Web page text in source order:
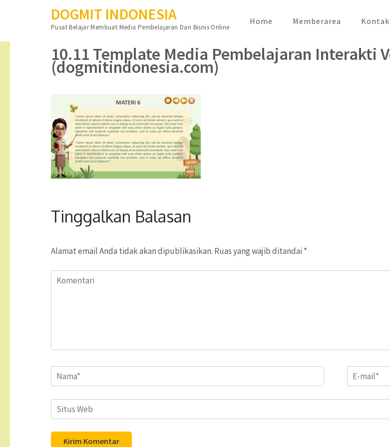
konten
DOGMIT INDONESIA
Pusat Belajar Membuat Media Pembelajaran Dan Bisnis Online
Home Memberarea Kontak
10.11 Template Media Pembelajaran Interakti
(dogmitindonesia.com)
Tinggalkan Balasan
Alamat email Anda tidak akan dipublikasikan. Ruas yang wajib ditandai *
Komentari
Name* Email*
Situs
Web